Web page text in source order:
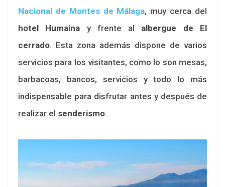
Nacional de Montes de Málaga, muy cerca del
hotel Humaina y frente al albergue de El
cerrado. Esta zona además dispone de varios
servicios para los visitantes, como lo son mesas,
barbacoas, bancos, servicios y todo lo más
indispensable para disfrutar antes y después de
realizar el senderismo.